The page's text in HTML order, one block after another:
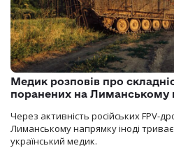
Медик розповів про
поранених на Лиманському
Через активність російських FPV-
Лиманському напрямку іноді
український медик.